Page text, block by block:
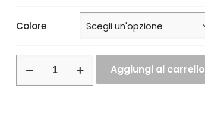
Colore
Aggiungi al carrello